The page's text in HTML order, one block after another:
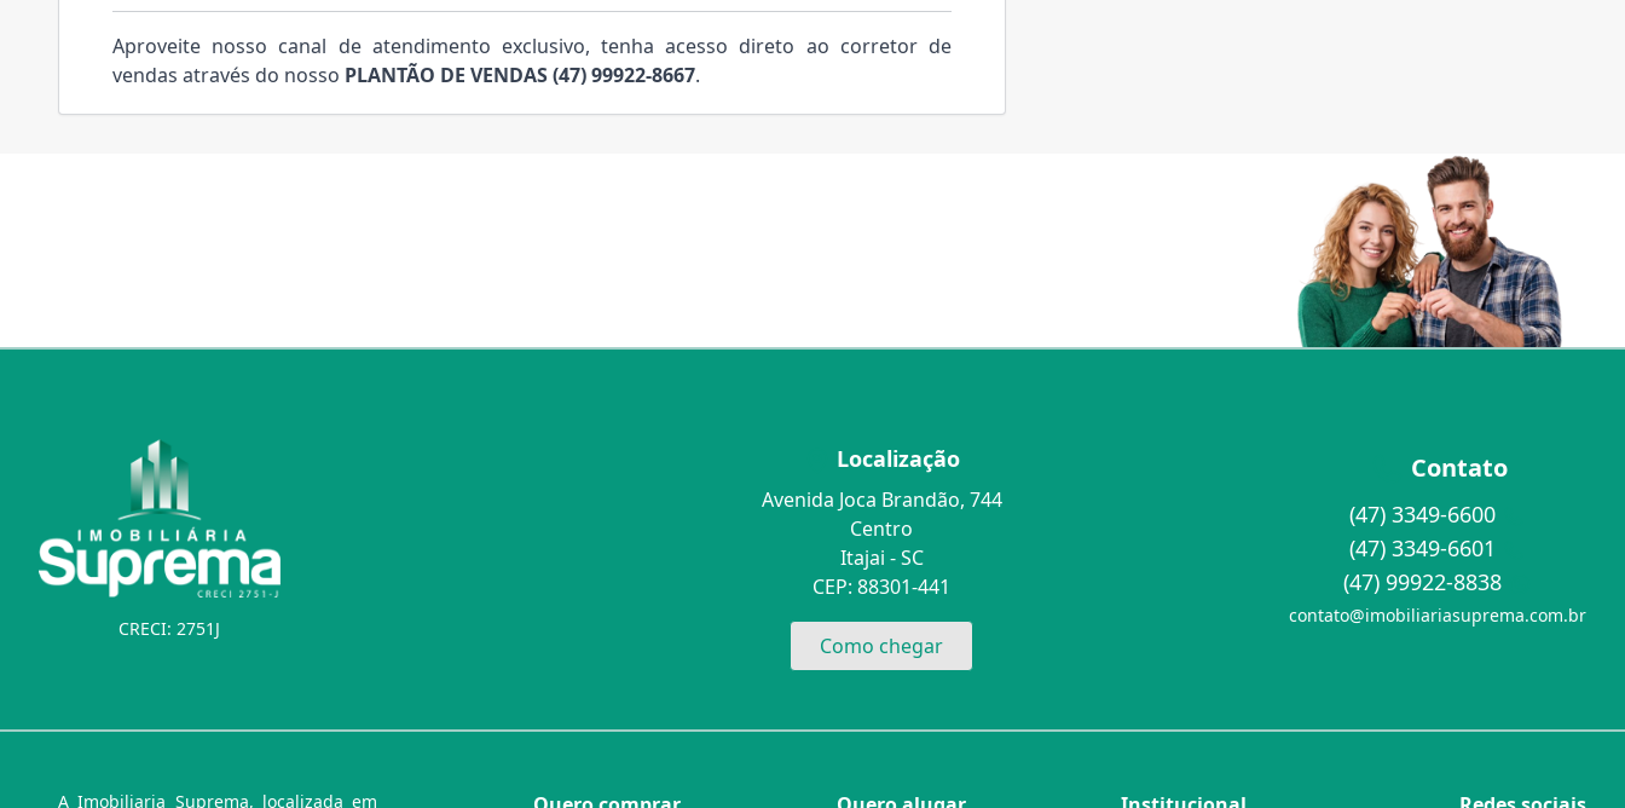
Aproveite nosso canal de atendimento exclusivo, tenha acesso direto ao corretor de
vendas através do nosso PLANTÃO DE VENDAS (47) 99922-8667.
CRECI: 2751J
Localização
Avenida Joca Brandão, 744
Centro
Itajai - SC
CEP: 88301-441
Como chegar
Contato
(47) 3349-6600
(47) 3349-6601
(47) 99922-8838
contato@imobiliariasuprema.com.br
A Imobiliaria Suprema, localizada em